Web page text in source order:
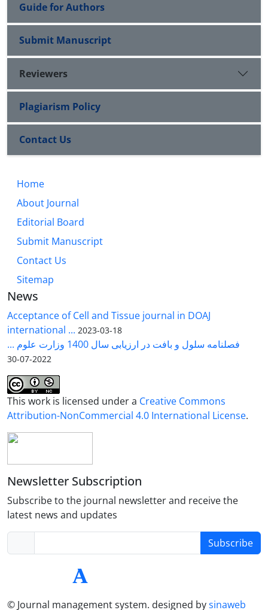
Guide for Authors
Submit Manuscript
Reviewers
Plagiarism Policy
Contact Us
Home
About Journal
Editorial Board
Submit Manuscript
Contact Us
Sitemap
News
Acceptance of Cell and Tissue journal in DOAJ
international ... 2023-03-18
فصلنامه سلول و بافت در ارزیابی سال 1400 وزارت علوم ...
2022-07-30
This work is licensed under a Creative Commons
Attribution-NonCommercial 4.0 International License.
Newsletter Subscription
Subscribe to the journal newsletter and receive the
latest news and updates
Subscribe
© Journal management system. designed bysinaweb